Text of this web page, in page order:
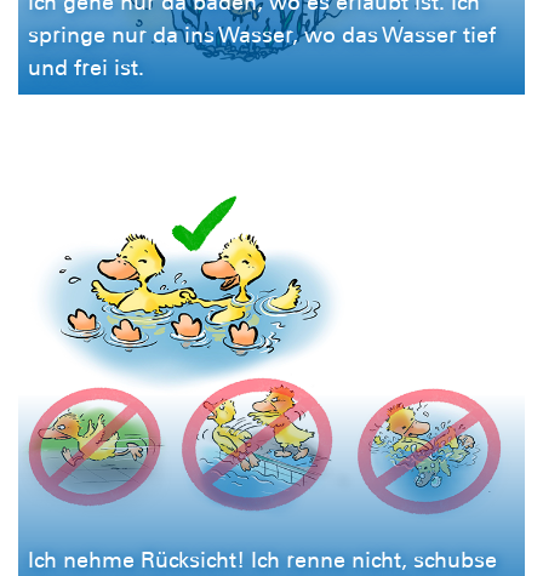
springe nur da ins Wasser, wo das Wasser tief
und frei ist.
Ich nehme Rücksicht! Ich renne nicht, schubse